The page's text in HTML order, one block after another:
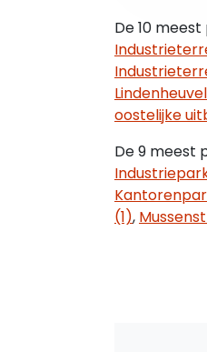
HUURPRIJS
Huurprijs €
Jaarlijks, op
het
De 10
oostelijke
De 9 meest
(1),